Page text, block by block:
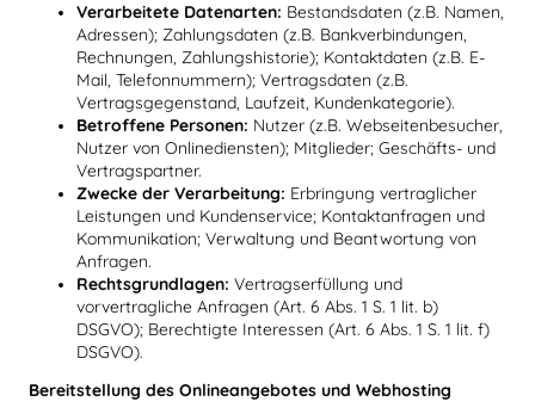
Verarbeitete Datenarten: Bestandsdaten (z.B. Namen,
Adressen); Zahlungsdaten (z.B. Bankverbindungen,
Rechnungen, Zahlungshistorie); Kontaktdaten (z.B. E-
Mail, Telefonnummern); Vertragsdaten (z.B.
Vertragsgegenstand, Laufzeit, Kundenkategorie).
Betroffene Personen: Nutzer (z.B. Webseitenbesucher,
Nutzer von Onlinediensten); Mitglieder; Geschäfts- und
Vertragspartner.
Zwecke der Verarbeitung: Erbringung vertraglicher
Leistungen und Kundenservice; Kontaktanfragen und
Kommunikation; Verwaltung und Beantwortung von
Anfragen.
Rechtsgrundlagen: Vertragserfüllung und
vorvertragliche Anfragen (Art. 6 Abs. 1 S. 1 lit. b)
DSGVO); Berechtigte Interessen (Art. 6 Abs. 1 S. 1 lit. f)
DSGVO).
Bereitstellung des Onlineangebotes und Webhosting